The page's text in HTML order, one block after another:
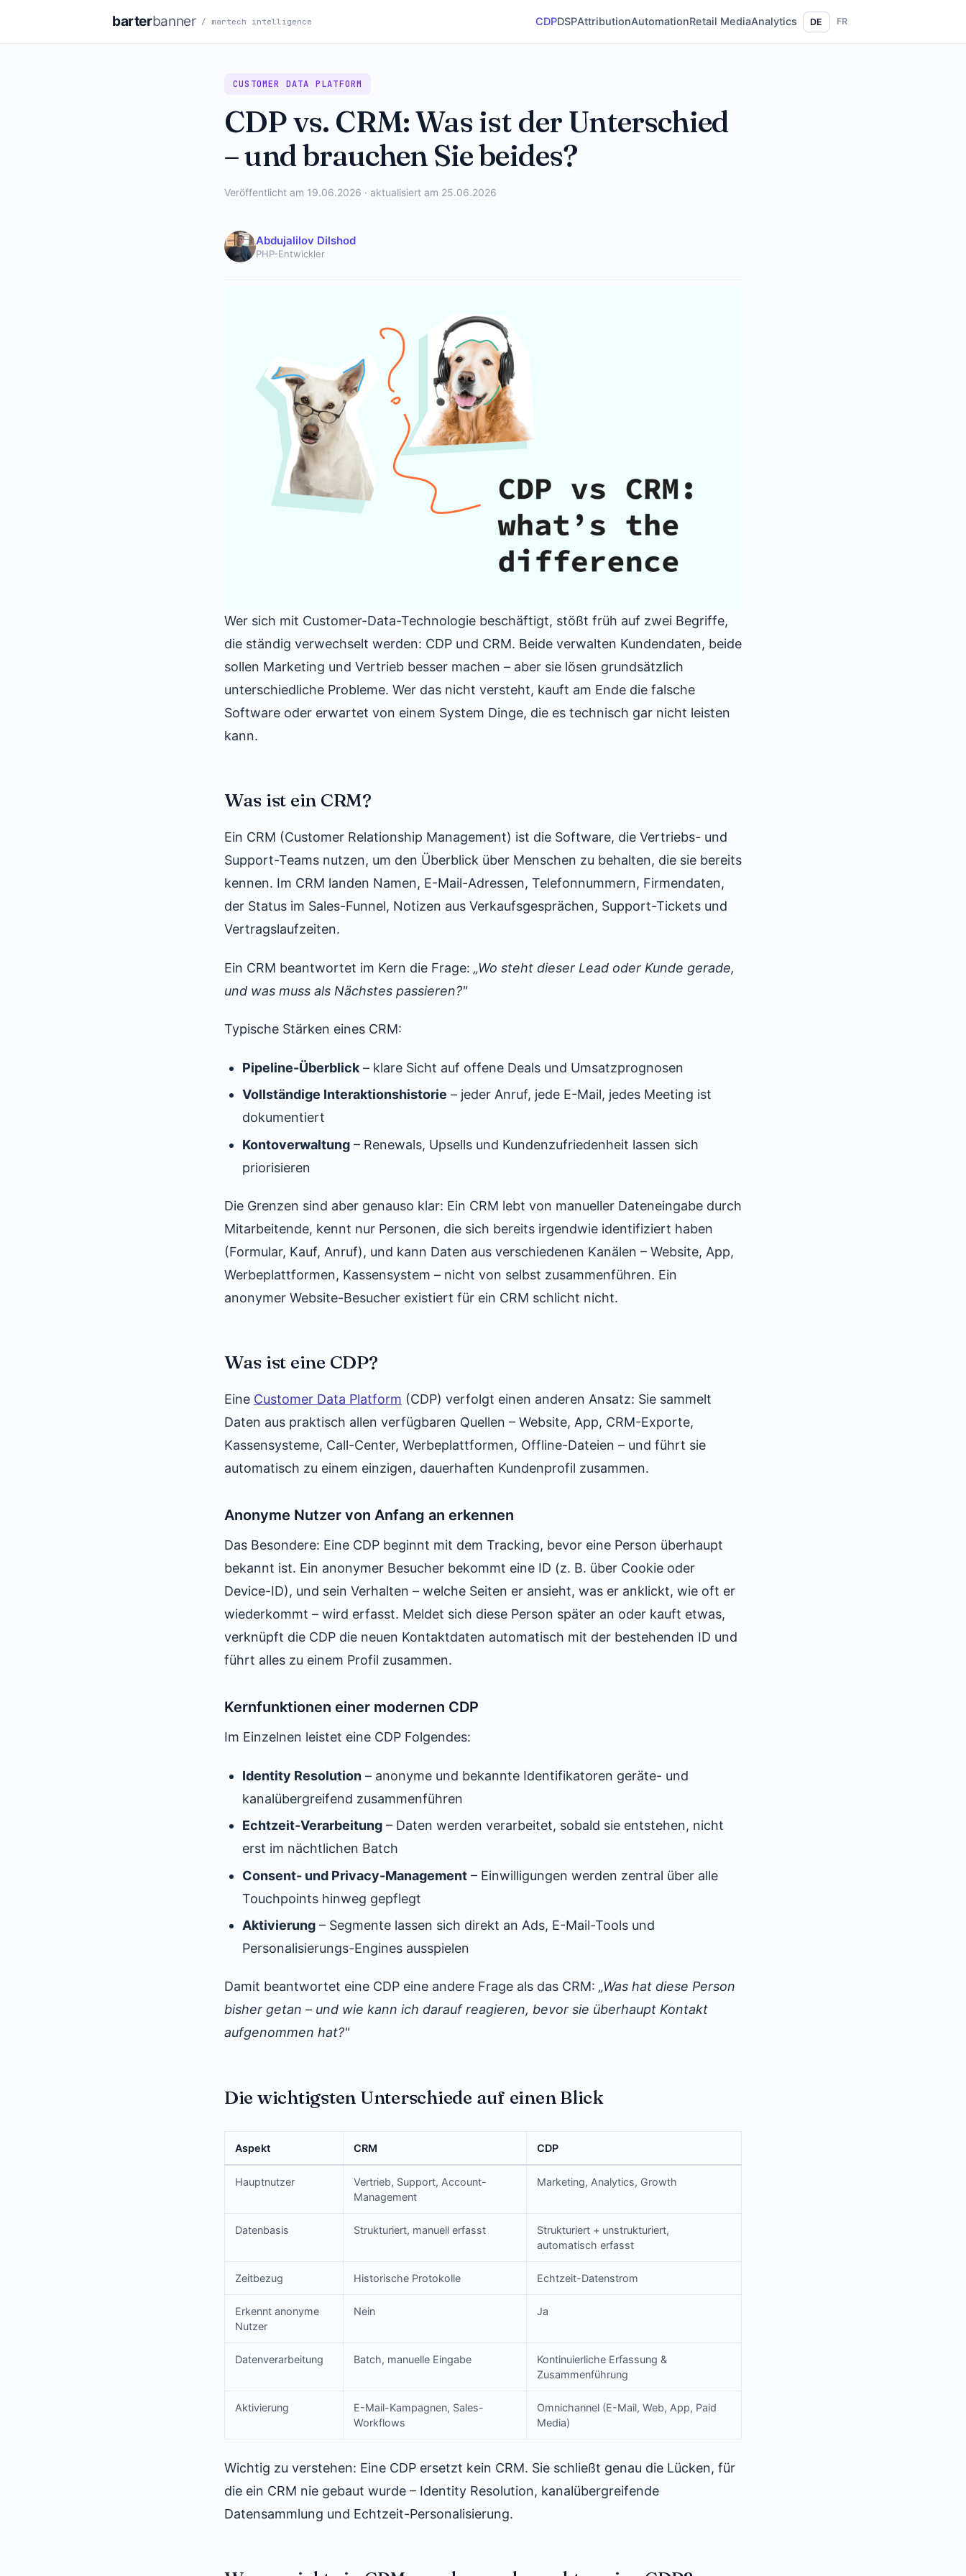
barterbanner / martech intelligence CDPDSPAttributionAutomationRetail MediaAnalytics DE FR
CUSTOMER DATA PLATFORM
CDP vs. CRM: Was ist der Unterschied
– und brauchen Sie beides?
Veröffentlicht am 19.06.2026 · aktualisiert am 25.06.2026
Abdujalilov Dilshod
PHP-Entwickler
Wer sich mit Customer-Data-Technologie beschäftigt, stößt früh auf zwei Begriffe,
die ständig verwechselt werden: CDP und CRM. Beide verwalten Kundendaten, beide
sollen Marketing und Vertrieb besser machen – aber sie lösen grundsätzlich
unterschiedliche Probleme. Wer das nicht versteht, kauft am Ende die falsche
Software oder erwartet von einem System Dinge, die es technisch gar nicht leisten
kann.
Was ist ein CRM?
Ein CRM (Customer Relationship Management) ist die Software, die Vertriebs- und
Support-Teams nutzen, um den Überblick über Menschen zu behalten, die sie bereits
kennen. Im CRM landen Namen, E-Mail-Adressen, Telefonnummern, Firmendaten,
der Status im Sales-Funnel, Notizen aus Verkaufsgesprächen, Support-Tickets und
Vertragslaufzeiten.
Ein CRM beantwortet im Kern die Frage: „Wo steht dieser Lead oder Kunde gerade,
und was muss als Nächstes passieren?"
Typische Stärken eines CRM:
Pipeline-Überblick – klare Sicht auf offene Deals und Umsatzprognosen
Vollständige Interaktionshistorie – jeder Anruf, jede E-Mail, jedes Meeting ist
dokumentiert
Kontoverwaltung – Renewals, Upsells und Kundenzufriedenheit lassen sich
priorisieren
Die Grenzen sind aber genauso klar: Ein CRM lebt von manueller Dateneingabe durch
Mitarbeitende, kennt nur Personen, die sich bereits irgendwie identifiziert haben
(Formular, Kauf, Anruf), und kann Daten aus verschiedenen Kanälen – Website, App,
Werbeplattformen, Kassensystem – nicht von selbst zusammenführen. Ein
anonymer Website-Besucher existiert für ein CRM schlicht nicht.
Was ist eine CDP?
Eine Customer Data Platform (CDP) verfolgt einen anderen Ansatz: Sie sammelt
Daten aus praktisch allen verfügbaren Quellen – Website, App, CRM-Exporte,
Kassensysteme, Call-Center, Werbeplattformen, Offline-Dateien – und führt sie
automatisch zu einem einzigen, dauerhaften Kundenprofil zusammen.
Anonyme Nutzer von Anfang an erkennen
Das Besondere: Eine CDP beginnt mit dem Tracking, bevor eine Person überhaupt
bekannt ist. Ein anonymer Besucher bekommt eine ID (z. B. über Cookie oder
Device-ID), und sein Verhalten – welche Seiten er ansieht, was er anklickt, wie oft er
wiederkommt – wird erfasst. Meldet sich diese Person später an oder kauft etwas,
verknüpft die CDP die neuen Kontaktdaten automatisch mit der bestehenden ID und
führt alles zu einem Profil zusammen.
Kernfunktionen einer modernen CDP
Im Einzelnen leistet eine CDP Folgendes:
Identity Resolution – anonyme und bekannte Identifikatoren geräte- und
kanalübergreifend zusammenführen
Echtzeit-Verarbeitung – Daten werden verarbeitet, sobald sie entstehen, nicht
erst im nächtlichen Batch
Consent- und Privacy-Management – Einwilligungen werden zentral über alle
Touchpoints hinweg gepflegt
Aktivierung – Segmente lassen sich direkt an Ads, E-Mail-Tools und
Personalisierungs-Engines ausspielen
Damit beantwortet eine CDP eine andere Frage als das CRM: „Was hat diese Person
bisher getan – und wie kann ich darauf reagieren, bevor sie überhaupt Kontakt
aufgenommen hat?"
Die wichtigsten Unterschiede auf einen Blick
Aspekt CRM CDP
Hauptnutzer
Vertrieb, Support, Account-
Management
Marketing, Analytics, Growth
Datenbasis Strukturiert, manuell erfasst
Strukturiert + unstrukturiert,
automatisch erfasst
Zeitbezug Historische Protokolle Echtzeit-Datenstrom
Erkennt anonyme
Nutzer
Nein Ja
Datenverarbeitung Batch, manuelle Eingabe
Kontinuierliche Erfassung &
Zusammenführung
Aktivierung
E-Mail-Kampagnen, Sales-
Workflows
Omnichannel (E-Mail, Web, App, Paid
Media)
Wichtig zu verstehen: Eine CDP ersetzt kein CRM. Sie schließt genau die Lücken, für
die ein CRM nie gebaut wurde – Identity Resolution, kanalübergreifende
Datensammlung und Echtzeit-Personalisierung.